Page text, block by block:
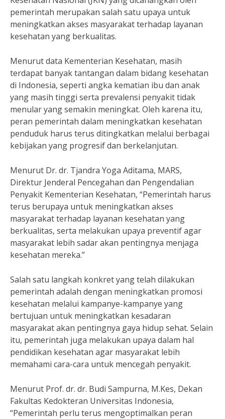
pemerintah merupakan salah satu upaya untuk
meningkatkan akses masyarakat terhadap layanan
kesehatan yang berkualitas.
Menurut data Kementerian Kesehatan, masih
terdapat banyak tantangan dalam bidang kesehatan
di Indonesia, seperti angka kematian ibu dan anak
yang masih tinggi serta prevalensi penyakit tidak
menular yang semakin meningkat. Oleh karena itu,
peran pemerintah dalam meningkatkan kesehatan
penduduk harus terus ditingkatkan melalui berbagai
kebijakan yang progresif dan berkelanjutan.
Menurut Dr. dr. Tjandra Yoga Aditama, MARS,
Direktur Jenderal Pencegahan dan Pengendalian
Penyakit Kementerian Kesehatan, “Pemerintah harus
terus berupaya untuk meningkatkan akses
masyarakat terhadap layanan kesehatan yang
berkualitas, serta melakukan upaya preventif agar
masyarakat lebih sadar akan pentingnya menjaga
kesehatan mereka.”
Salah satu langkah konkret yang telah dilakukan
pemerintah adalah dengan meningkatkan promosi
kesehatan melalui kampanye-kampanye yang
bertujuan untuk meningkatkan kesadaran
masyarakat akan pentingnya gaya hidup sehat. Selain
itu, pemerintah juga melakukan upaya dalam hal
pendidikan kesehatan agar masyarakat lebih
memahami cara-cara untuk mencegah penyakit.
Menurut Prof. dr. dr. Budi Sampurna, M.Kes, Dekan
Fakultas Kedokteran Universitas Indonesia,
“Pemerintah perlu terus mengoptimalkan peran